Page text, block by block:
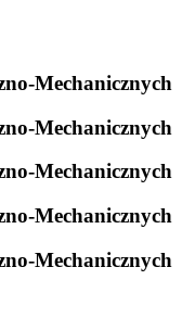
Mechanicznych
Mechanicznych
Mechanicznych
Mechanicznych
Mechanicznych